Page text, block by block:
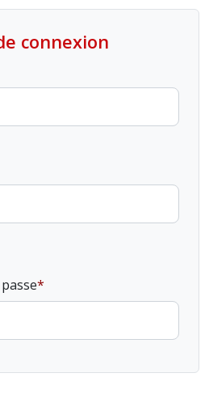
connexion